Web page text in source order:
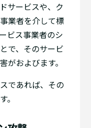
サービスや、ク
業者を介して標
ビス事業者のシ
で、そのサービ
がおよびます。
であれば、その
。